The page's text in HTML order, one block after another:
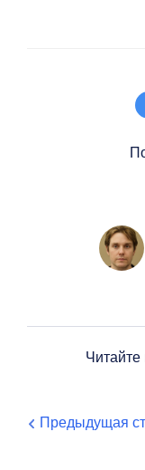
Читайте
Предыдущая